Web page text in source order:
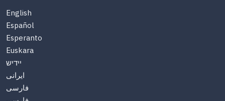
English
Español
Esperanto
Euskara
יידיש
ایرانی
فارسی